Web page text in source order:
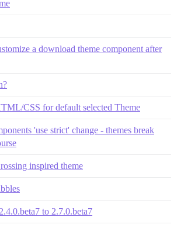
a download theme component after
CSS for default selected Theme
'use strict' change - themes break
inspired theme
to 2.7.0.beta7